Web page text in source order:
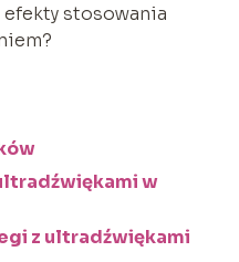
stosowania
w
z ultradźwiękami